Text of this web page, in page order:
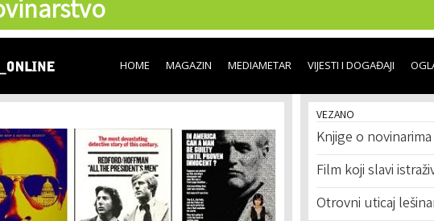
content
HOME MAGAZIN MEDIAMETAR VIJESTI I DOGAĐAJI
VEZANO
Knjige o
Film koji slavi
Otrovni uticaj